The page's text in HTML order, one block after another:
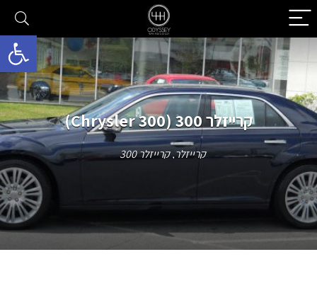
פתח
קרייזלר 300 (Chrysler 300)
קרייזלר,קרייזלר 300